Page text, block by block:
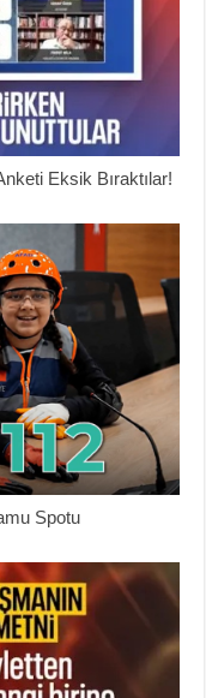
Eksik Bıraktılar!
Spotu